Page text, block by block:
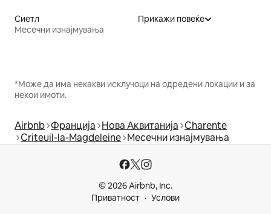
Сиетл
Месечни изнајмувања
Прикажи повеќе
*Може да има некакви исклучоци на одредени локации и за
некои имоти.
Airbnb Франција Нова Аквитанија Charente
Criteuil-la-Magdeleine Месечни изнајмувања
© 2026 Airbnb, Inc.
Приватност
Услови